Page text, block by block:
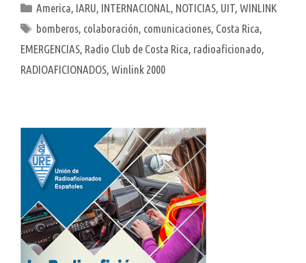
Categorías
America IARU INTERNACIONAL NOTICIAS UIT ,WINLINK
Etiquetas
bomberos colaboración comunicaciones Costa Rica
EMERGENCIAS Radio Club de Costa Rica radioaficionado
RADIOAFICIONADOS Winlink 2000